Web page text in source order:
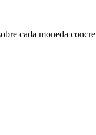
cada moneda